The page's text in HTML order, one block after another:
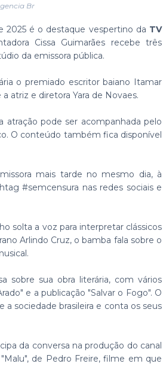
Br
2025 é o destaque vespertino da TV
Cissa Guimarães recebe três
da emissora pública.
o premiado escritor baiano Itamar
atriz e diretora Yara de Novaes.
atração pode ser acompanhada pelo
O conteúdo também fica disponível
mais tarde no mesmo dia, à
#semcensura nas redes sociais e
solta a voz para interpretar clássicos
Arlindo Cruz, o bamba fala sobre o
sobre sua obra literária, com vários
e a publicação "Salvar o Fogo". O
a sociedade brasileira e conta os seus
da conversa na produção do canal
de Pedro Freire, filme em que